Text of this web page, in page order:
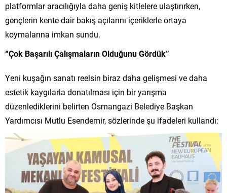
platformlar aracılığıyla daha geniş kitlelere ulaştırırken,
gençlerin kente dair bakış açılarını içeriklerle ortaya
koymalarına imkan sundu.
“Çok Başarılı Çalışmaların Olduğunu Gördük”
Yeni kuşağın sanatı reelsin biraz daha gelişmesi ve daha
estetik kaygılarla donatılması için bir yarışma
düzenlediklerini belirten Osmangazi Belediye Başkan
Yardımcısı Mutlu Esendemir, sözlerinde şu ifadeleri kullandı: